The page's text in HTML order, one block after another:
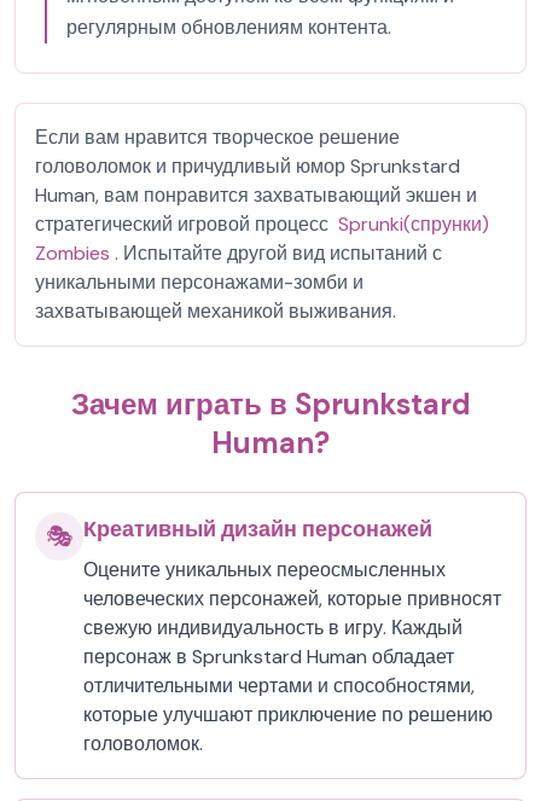
регулярным обновлениям контента.
Если вам нравится творческое решение
головоломок и причудливый юмор Sprunkstard
Human, вам понравится захватывающий экшен и
стратегический игровой процесс Sprunki(спрунки)
Zombies . Испытайте другой вид испытаний с
уникальными персонажами-зомби и
захватывающей механикой выживания.
Зачем играть в Sprunkstard
Human?
🎭 Креативный дизайн персонажей
Оцените уникальных переосмысленных
человеческих персонажей, которые привносят
свежую индивидуальность в игру. Каждый
персонаж в Sprunkstard Human обладает
отличительными чертами и способностями,
которые улучшают приключение по решению
головоломок.